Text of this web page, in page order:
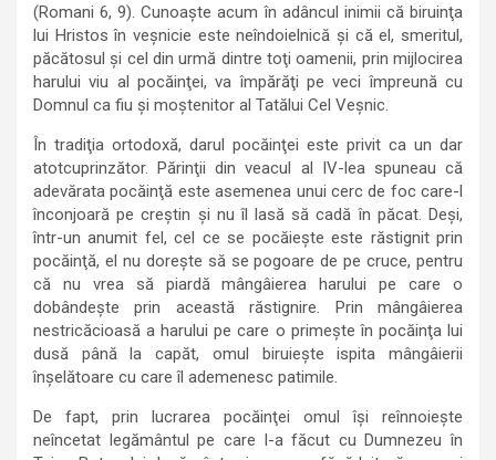
(Romani 6, 9). Cunoaşte acum în adâncul inimii că biruinţa
lui Hristos în veşnicie este neîndoielnică şi că el, smeritul,
păcătosul şi cel din urmă dintre toţi oamenii, prin mijlocirea
harului viu al pocăinţei, va împărăţi pe veci împreună cu
Domnul ca fiu şi moştenitor al Tatălui Cel Veşnic.
În tradiţia ortodoxă, darul pocăinţei este privit ca un dar
atotcuprinzător. Părinţii din veacul al IV-lea spuneau că
adevărata pocăinţă este asemenea unui cerc de foc care-l
înconjoară pe creştin şi nu îl lasă să cadă în păcat. Deşi,
într-un anumit fel, cel ce se pocăieşte este răstignit prin
pocăinţă, el nu doreşte să se pogoare de pe cruce, pentru
că nu vrea să piardă mângâierea harului pe care o
dobândeşte prin această răstignire. Prin mângâierea
nestricăcioasă a harului pe care o primeşte în pocăinţa lui
dusă până la capăt, omul biruieşte ispita mângâierii
înşelătoare cu care îl ademenesc patimile.
De fapt, prin lucrarea pocăinţei omul îşi reînnoieşte
neîncetat legământul pe care l-a făcut cu Dumnezeu în